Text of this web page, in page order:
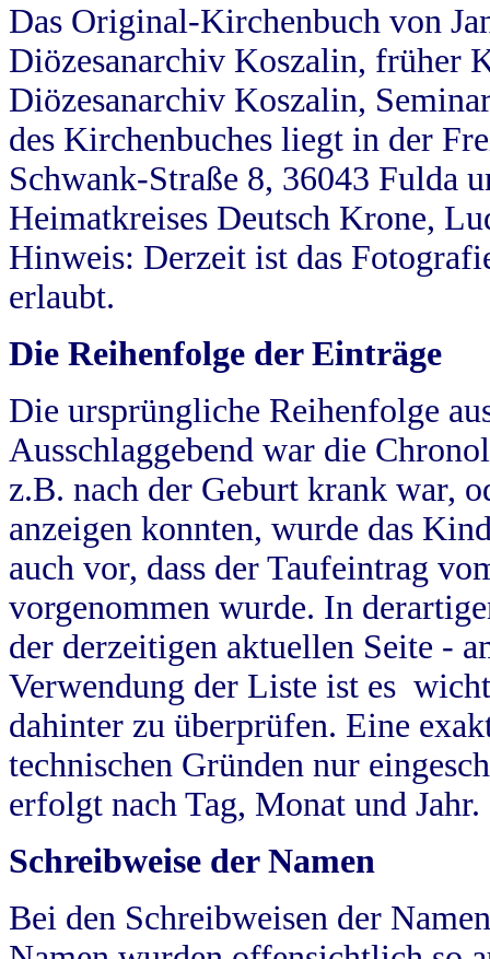
Das Original-Kirchenbuch von
Diözesanarchiv Koszalin, früher
Diözesanarchiv Koszalin,
des Kirchenbuches liegt in der
Schwank-Straße 8, 36043 Fulda
Heimatkreises Deutsch Krone,
Hinweis: Derzeit ist das
erlaubt.
Die Reihenfolge der Einträge
Die ursprüngliche Reihenfolge
Ausschlaggebend war die
z.B. nach der Geburt krank war,
anzeigen konnten, wurde das
auch vor, dass der Taufeintrag
vorgenommen wurde. In
der derzeitigen aktuellen Seite -
Verwendung der Liste ist es
dahinter zu überprüfen. Eine
technischen Gründen nur
erfolgt nach Tag, Monat und Jahr.
Schreibweise der Namen
Bei den Schreibweisen der